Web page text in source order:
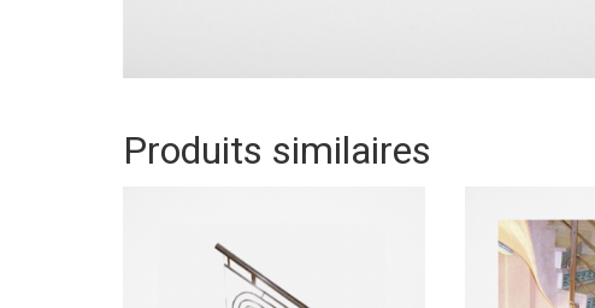
Produits similaires